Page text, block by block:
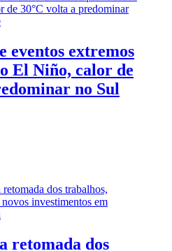
eventos extremos
El Niño, calor de
no Sul
retomada dos